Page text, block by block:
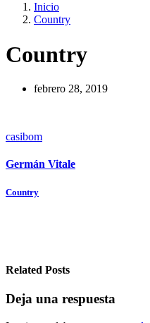
Inicio
Country
Country
febrero 28, 2019
casibom
Germán Vitale
Navegación
Country
Related Posts
Deja una respuesta